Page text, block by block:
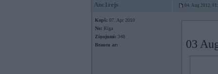
Anc1rejs 04. Aug 2012,
Kopš: 07. Apr 2010
No: Rīga
Ziņojumi: 348
Braucu ar:
03